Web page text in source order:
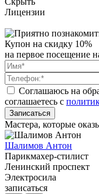
Лицензии
Купон на скидку 10%
на первое посещение
Соглашаюсь на
соглашаетесь c
Записаться
Мастера, которые
Шалимов Антон
Парикмахер-стилист
Ленинский проспект
Электросила
записаться